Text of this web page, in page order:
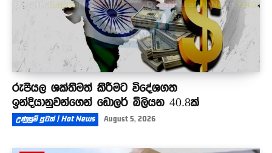
රුපියල ශක්තිමත් කිරීමට විදේශගත
ඉන්දියානුවන්ගෙන් ඩොලර් බිලියන 40.8ක්
උණුසුම් පුවත් | Hot News August 5, 2026